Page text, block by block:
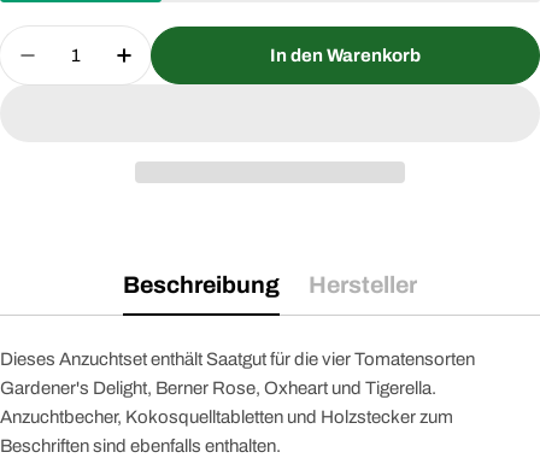
Menge
Menge für Tomaten Anzuchtset mit 4 Sorten
Menge für Tomaten Anzuchtset mit 4
In den Warenkorb
Beschreibung Hersteller
Dieses Anzuchtset enthält Saatgut für die vier Tomatensorten
Gardener's Delight, Berner Rose, Oxheart und Tigerella.
Anzuchtbecher, Kokosquelltabletten und Holzstecker zum
Beschriften sind ebenfalls enthalten.